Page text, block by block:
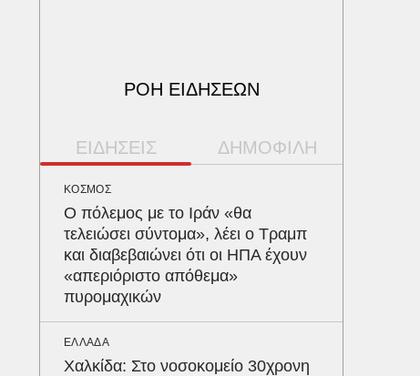
ΡΟΗ ΕΙΔΗΣΕΩΝ
ΕΙΔΗΣΕΙΣ ΔΗΜΟΦΙΛΗ
ΚΟΣΜΟΣ
Ο πόλεμος με το Ιράν «θα
τελειώσει σύντομα», λέει ο Τραμπ
και διαβεβαιώνει ότι οι ΗΠΑ έχουν
«απεριόριστο απόθεμα»
πυρομαχικών
ΕΛΛΑΔΑ
Χαλκίδα: Στο νοσοκομείο 30χρονη